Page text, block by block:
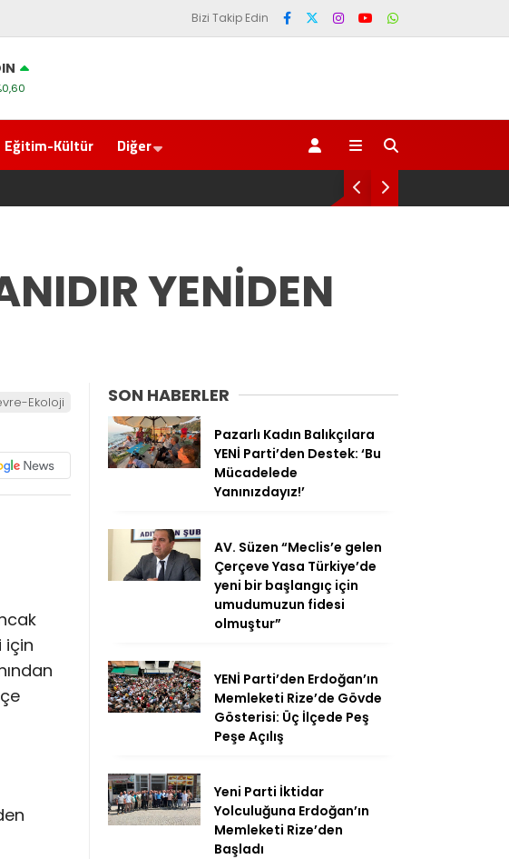
Bizi Takip Edin
Eğitim-Kültür Diğer
için umudumuzun fidesi olmuştur”
YENİDEN
Ekoloji
için
SON HABERLER
Pazarlı Kadın Balıkçılara
YENİ Parti’den Destek: ‘Bu
Mücadelede
Yanınızdayız!’
AV. Süzen “Meclis’e gelen
Çerçeve Yasa Türkiye’de
yeni bir başlangıç için
umudumuzun fidesi
olmuştur”
YENİ Parti’den Erdoğan’ın
Memleketi Rize’de Gövde
Gösterisi: Üç İlçede Peş
Peşe Açılış
Yeni Parti İktidar
Yolculuğuna Erdoğan’ın
Memleketi Rize’den
Başladı